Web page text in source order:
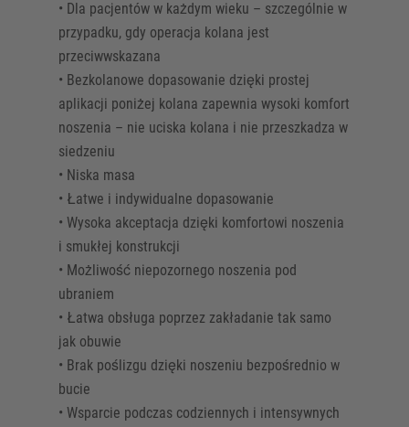
• Dla pacjentów w każdym wieku – szczególnie w
przypadku, gdy operacja kolana jest
przeciwwskazana
• Bezkolanowe dopasowanie dzięki prostej
aplikacji poniżej kolana zapewnia wysoki komfort
noszenia – nie uciska kolana i nie przeszkadza w
siedzeniu
• Niska masa
• Łatwe i indywidualne dopasowanie
• Wysoka akceptacja dzięki komfortowi noszenia
i smukłej konstrukcji
• Możliwość niepozornego noszenia pod
ubraniem
• Łatwa obsługa poprzez zakładanie tak samo
jak obuwie
• Brak poślizgu dzięki noszeniu bezpośrednio w
bucie
• Wsparcie podczas codziennych i intensywnych